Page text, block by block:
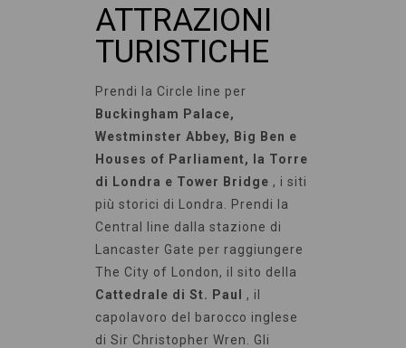
ATTRAZIONI
TURISTICHE
Prendi la Circle line per
Buckingham Palace,
Westminster Abbey, Big Ben e
Houses of Parliament, la Torre
di Londra e Tower Bridge , i siti
più storici di Londra. Prendi la
Central line dalla stazione di
Lancaster Gate per raggiungere
The City of London, il sito della
Cattedrale di St. Paul
, il
capolavoro del barocco inglese
di Sir Christopher Wren. Gli